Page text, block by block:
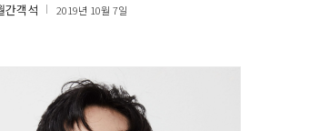
간객석
2019년 10월 7일